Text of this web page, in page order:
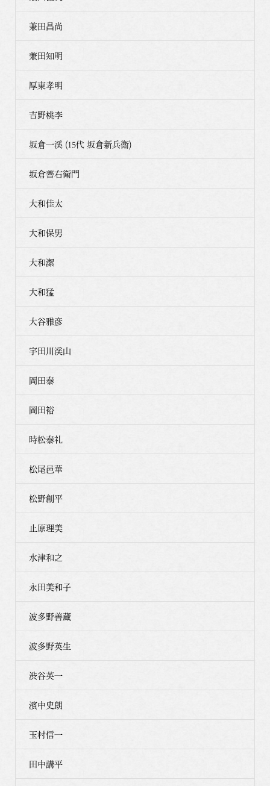
兼田昌尚
兼田知明
厚東孝明
吉野桃李
坂倉一渓 (15代 坂倉新兵衛)
坂倉善右衛門
大和佳太
大和保男
大和潔
大和猛
大谷雅彦
宇田川渓山
岡田泰
岡田裕
時松泰礼
松尾邑華
松野創平
止原理美
水津和之
永田美和子
波多野善蔵
波多野英生
渋谷英一
濱中史朗
玉村信一
田中講平